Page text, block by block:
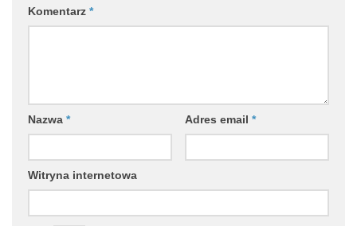
Komentarz *
Nazwa * Adres email *
Witryna internetowa